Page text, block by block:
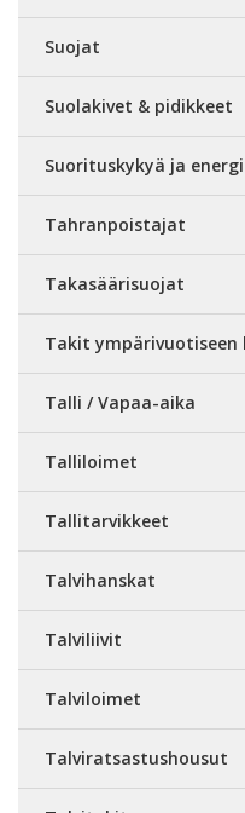
Suojat
Suolakivet & pidikkeet
Suorituskykyä ja
Tahranpoistajat
Takasäärisuojat
Takit
Talli / Vapaa-aika
Talliloimet
Tallitarvikkeet
Talvihanskat
Talviliivit
Talviloimet
Talviratsastushousut